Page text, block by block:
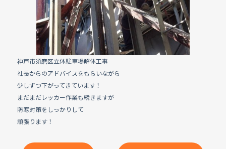
o
k
神戸市須磨区立体駐車場解体工事
社長からのアドバイスをもらいながら
少しずつ下がってきています！
まだまだレッカー作業も続きますが
防寒対策をしっかりして
頑張ります！